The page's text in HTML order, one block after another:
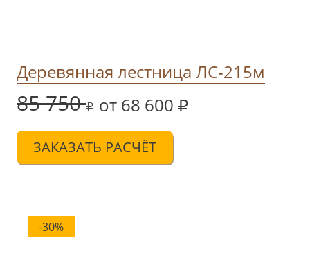
Деревянная лестница ЛС-215м
85 750 от 68 600
ЗАКАЗАТЬ РАСЧЁТ
-30%